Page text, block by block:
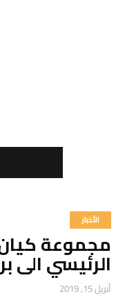
الأخبار
مجموعة
الرئيسي
أبريل 15, 2019
6611 000 92 966+